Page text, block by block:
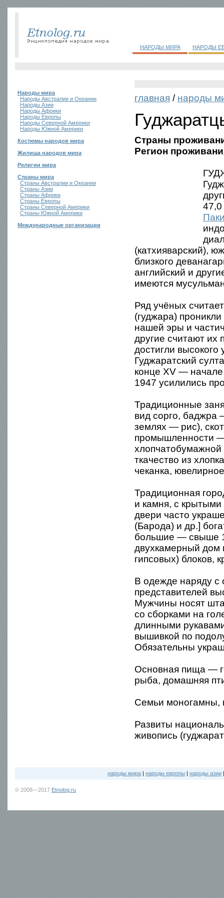
НАРОДЫ МИРА НАРОДЫ
Народы мира
Народы Австралии и Океании
Народы Азии
Народы Африки
Народы Европы
Народы Северной Америки
Народы Южной Америки
Костюмы народов мира
Жилища народов мира
Религии мира
Страны мира
Страны Австралии и Океании
Страны Азии
Страны Африки
Страны Европы
Страны Северной Америки
Страны Южной Америки
Международные организации
главная / народы
Страны
Регион
47,0
(катхияварский),
близкого
английский и
имеются
Ряд учёных
(гуджара)
нашей эры и
другие считают их
достигли
Гуджаратский
конце XV —
1947 усилились
Традиционные
вид сорго, баджра
землях — рис),
промышленности —
хлопчатобумажной
ткачество из
чеканка,
Традиционная
и камня, с
двери часто
(Барода) и др.]
большие — свыше
двухкамерный дом
гипсовых) блоков,
В одежде наряду с
представителей
Мужчины носят
со сборками на
длинными
вышивкой по
Обязательны
Основная пища —
рыба, домашняя
Семьи моногамны,
Развиты
живопись
народы мира | народы европы | народы азии
© 2008—2017 Etnolog.ru